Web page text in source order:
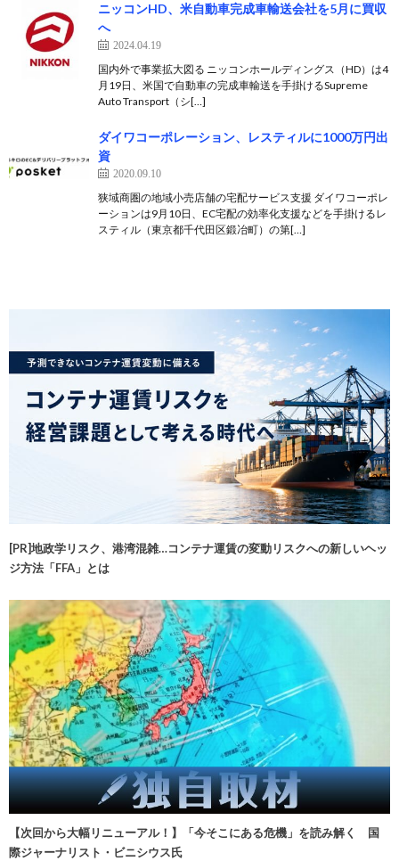
ニッコンHD、米自動車完成車輸送会社を5月に買収
へ
2024.04.19
国内外で事業拡大図る ニッコンホールディングス（HD）は4
月19日、米国で自動車の完成車輸送を手掛けるSupreme
Auto Transport（シ[…]
ダイワコーポレーション、レスティルに1000万円出
資
2020.09.10
狭域商圏の地域小売店舗の宅配サービス支援 ダイワコーポレ
ーションは9月10日、EC宅配の効率化支援などを手掛けるレ
スティル（東京都千代田区鍛冶町）の第[…]
[PR]地政学リスク、港湾混雑…コンテナ運賃の変動リスクへの新しいヘッ
ジ方法「FFA」とは
【次回から大幅リニューアル！】「今そこにある危機」を読み解く 国
際ジャーナリスト・ビニシウス氏